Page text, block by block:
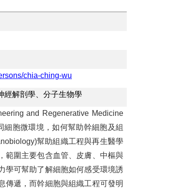
chia-ching-wu
經解剖學、分子生物學
and Regenerative Medicine
細胞微環境，如何幫助幹細胞及組
幫助組織工程與再生醫學
範圍主要包含血管、皮膚、中樞與
學可幫助了解細胞如何感受環境誘
傳遞，而幹細胞與組織工程可發明